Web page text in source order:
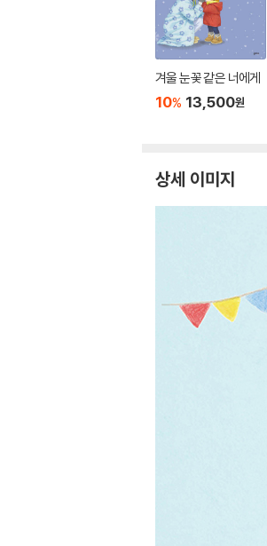
겨울 눈꽃 같은 너에게
10% 13,500원
상세 이미지